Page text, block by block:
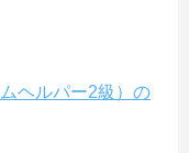
ヘルパー2級）の